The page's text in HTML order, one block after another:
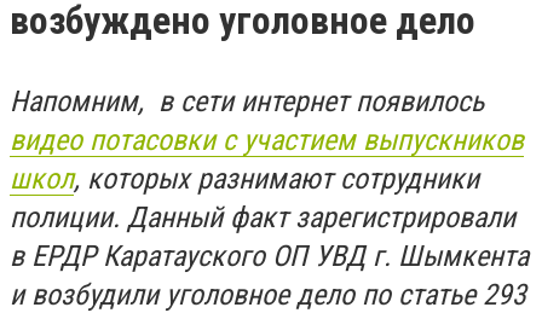
возбуждено уголовное дело
Напомним, в сети интернет появилось
видео потасовки с участием выпускников
школ, которых разнимают сотрудники
полиции. Данный факт зарегистрировали
в ЕРДР Каратауского ОП УВД г. Шымкента
и возбудили уголовное дело по статье 293